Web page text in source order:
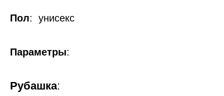
Пол: унисекс
Параметры:
Рубашка: